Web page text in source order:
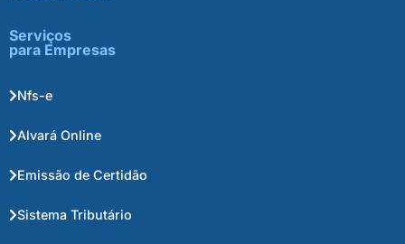
Serviços
para Empresas
Nfs-e
Alvará Online
Emissão de Certidão
Sistema Tributário